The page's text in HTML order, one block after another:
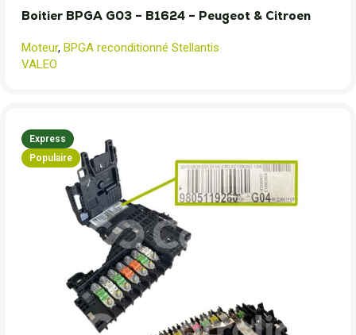
Boitier BPGA G03 – B1624 – Peugeot & Citroen
Moteur, BPGA reconditionné Stellantis
VALEO
Express
Populaire